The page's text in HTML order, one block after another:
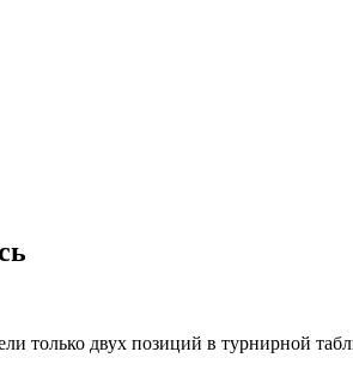
только двух позиций в турнирной